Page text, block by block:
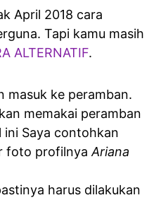
April 2018 cara
Tapi kamu masih
ALTERNATIF.
masuk ke peramban.
memakai peramban
ini Saya contohkan
foto profilnya Ariana
harus dilakukan